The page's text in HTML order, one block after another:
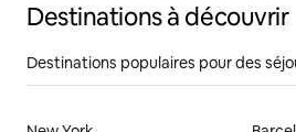
Destinations à découvrir
Destinations populaires pour des